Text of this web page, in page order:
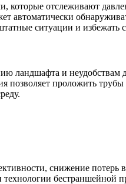
отслеживают
автоматически
ситуации и избежать
ландшафта и
проложить
снижение потерь
бестраншейной